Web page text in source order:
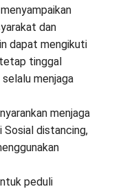
dan
dapat mengikuti
tinggal
menjaga
menjaga
Sosial distancing,
peduli